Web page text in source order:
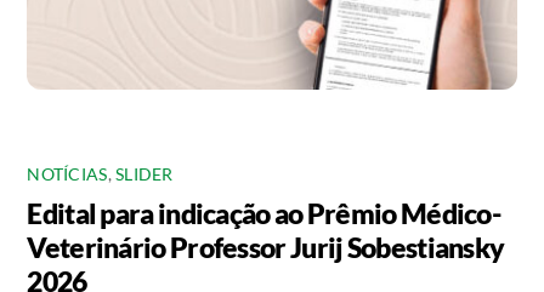
NOTÍCIAS,SLIDER
Edital para indicação ao Prêmio Médico-
Veterinário Professor Jurij Sobestiansky
2026